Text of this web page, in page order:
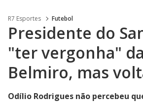
R7 Esportes Futebol
Presidente do
"ter vergonha"
Belmiro, mas
Odílio Rodrigues não percebeu